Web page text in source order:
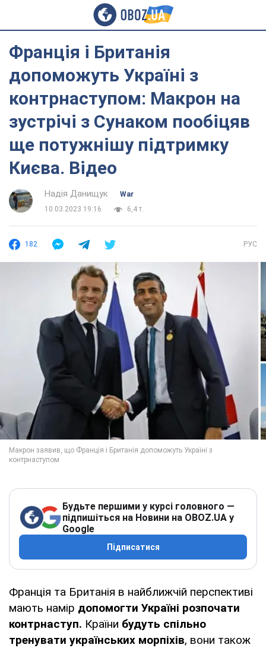
Франція і Британія
допоможуть Україні з
контрнаступом: Макрон на
зустрічі з Сунаком пообіцяв
ще потужнішу підтримку
Києва. Відео
Надія Данищук
War
10.03.2023 19:16
6,4 т.
182 РУС
Будьте першими у курсі головного —
підпишіться на Новини на OBOZ.UA у
Google
Підписатися
Франція та Британія в найближчій перспективі
мають намір допомогти Україні розпочати
контрнаступ. Країни будуть спільно
тренувати українських морпіхів, вони також